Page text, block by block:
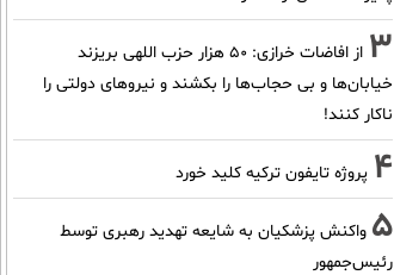
3
از افاضات خرازی: ۵۰ هزار حزب اللهی بریزند
خیابان‌ها و بی حجاب‌ها را بکشند و نیرو‌های دولتی را
ناکار کنند!
4 پروژه تایفون ترکیه کلید خورد
5 واکنش پزشکیان به شایعه تهدید رهبری توسط
رئیس‌جمهور